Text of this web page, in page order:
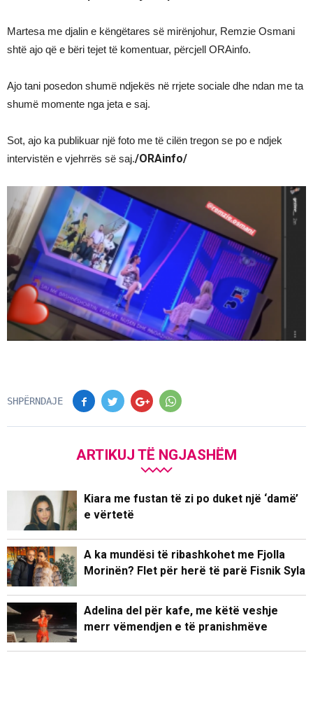
Martesa me djalin e këngëtares së mirënjohur, Remzie Osmani
shtë ajo që e bëri tejet të komentuar, përcjell ORAinfo.
Ajo tani posedon shumë ndjekës në rrjete sociale dhe ndan me ta
shumë momente nga jeta e saj.
Sot, ajo ka publikuar një foto me të cilën tregon se po e ndjek
intervistën e vjehrrës së saj./ORAinfo/
SHPËRNDAJE
ARTIKUJ TË NGJASHËM
Kiara me fustan të zi po duket një ‘damë’
e vërtetë
A ka mundësi të ribashkohet me Fjolla
Morinën? Flet për herë të parë Fisnik Syla
Adelina del për kafe, me këtë veshje
merr vëmendjen e të pranishmëve